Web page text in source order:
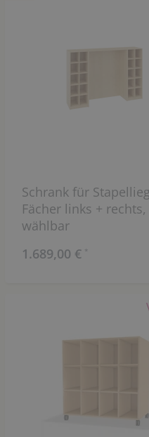
Schrank für
Fächer links + rechts,
wählbar
1.689,00 € *